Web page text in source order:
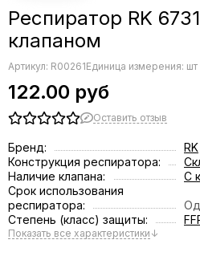
Респиратор RK
клапаном
Артикул: R00261Единица измерения: шт
122.00 руб
Оставить отзыв
Бренд:
RK
Конструкция респиратора:
Наличие клапана:
С
Срок использования
респиратора:
Степень (класс) защиты:
Показать все характеристики ↓